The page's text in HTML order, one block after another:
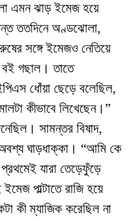
এমন ঝাড় ইমেজ হয়ে
ততদিনে অণ্ডঝোলা,
সঙ্গে ইমেজও নেতিয়ে
গছাল। তাতে
ধোঁয়া ছেড়ে বলেছিল,
কীভাবে লিখেছেন।”
সামন্তর বিষাদ,
ঘাড়ধাক্কা। “আমি কে
যারা তেড়েফুঁড়ে
পাল্টাতে রাজি হয়ে
কী ম্যাজিক করেছিল না